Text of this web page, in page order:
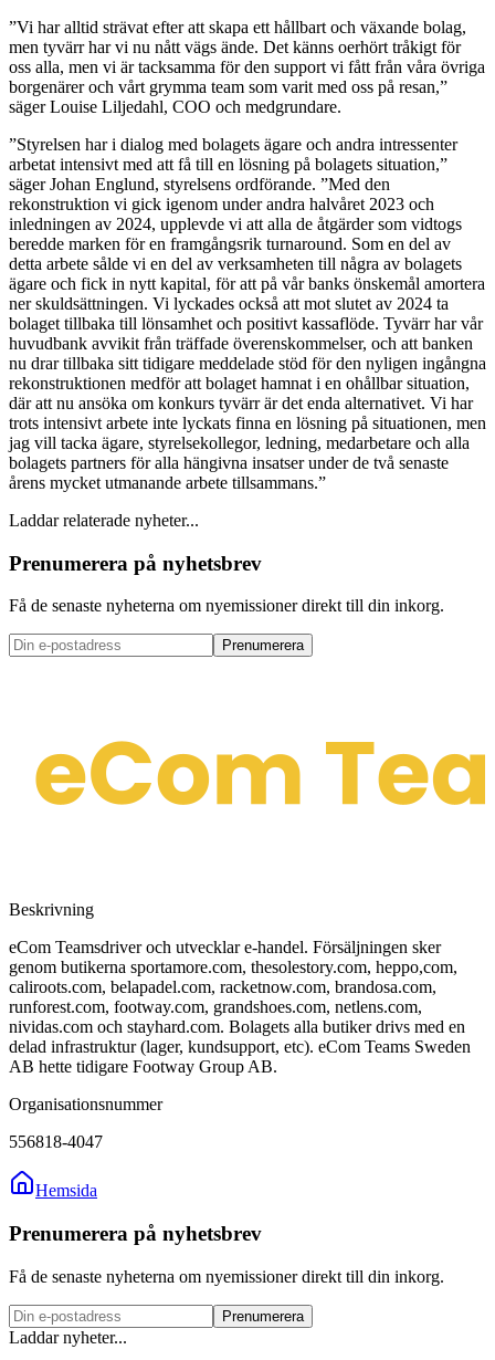
”Vi har alltid strävat efter att skapa ett hållbart och växande bolag,
men tyvärr har vi nu nått vägs ände. Det känns oerhört tråkigt för
oss alla, men vi är tacksamma för den support vi fått från våra övriga
borgenärer och vårt grymma team som varit med oss på resan,”
säger Louise Liljedahl, COO och medgrundare.
”Styrelsen har i dialog med bolagets ägare och andra intressenter
arbetat intensivt med att få till en lösning på bolagets situation,”
säger Johan Englund, styrelsens ordförande. ”Med den
rekonstruktion vi gick igenom under andra halvåret 2023 och
inledningen av 2024, upplevde vi att alla de åtgärder som vidtogs
beredde marken för en framgångsrik turnaround. Som en del av
detta arbete sålde vi en del av verksamheten till några av bolagets
ägare och fick in nytt kapital, för att på vår banks önskemål amortera
ner skuldsättningen. Vi lyckades också att mot slutet av 2024 ta
bolaget tillbaka till lönsamhet och positivt kassaflöde. Tyvärr har vår
huvudbank avvikit från träffade överenskommelser, och att banken
nu drar tillbaka sitt tidigare meddelade stöd för den nyligen ingångna
rekonstruktionen medför att bolaget hamnat i en ohållbar situation,
där att nu ansöka om konkurs tyvärr är det enda alternativet. Vi har
trots intensivt arbete inte lyckats finna en lösning på situationen, men
jag vill tacka ägare, styrelsekollegor, ledning, medarbetare och alla
bolagets partners för alla hängivna insatser under de två senaste
årens mycket utmanande arbete tillsammans.”
Laddar relaterade nyheter...
Prenumerera på nyhetsbrev
Få de senaste nyheterna om nyemissioner direkt till din inkorg.
Prenumerera
Beskrivning
eCom Teamsdriver och utvecklar e-handel. Försäljningen sker
genom butikerna sportamore.com, thesolestory.com, heppo,com,
caliroots.com, belapadel.com, racketnow.com, brandosa.com,
runforest.com, footway.com, grandshoes.com, netlens.com,
nividas.com och stayhard.com. Bolagets alla butiker drivs med en
delad infrastruktur (lager, kundsupport, etc). eCom Teams Sweden
AB hette tidigare Footway Group AB.
Organisationsnummer
556818-4047
Hemsida
Prenumerera på nyhetsbrev
Få de senaste nyheterna om nyemissioner direkt till din inkorg.
Prenumerera
Laddar nyheter...